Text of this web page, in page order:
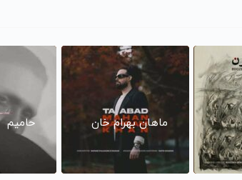
ماهان بهرام خان حامیم